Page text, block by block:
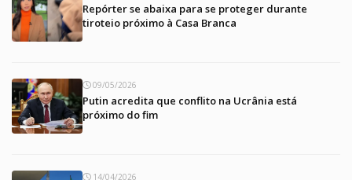
Repórter se abaixa para se proteger durante
tiroteio próximo à Casa Branca
09/05/2026
Putin acredita que conflito na Ucrânia está
próximo do fim
14/04/2026